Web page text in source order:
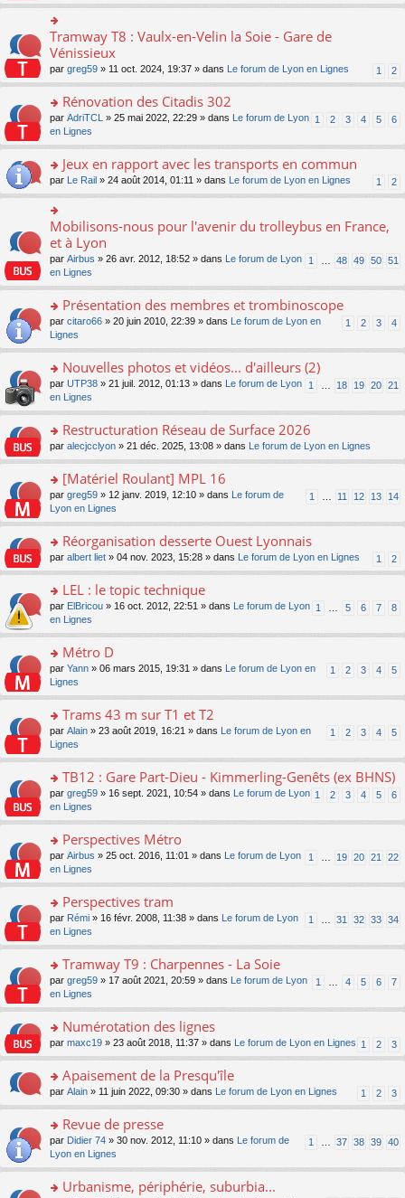
s
ult
er
le
m
e
s
s
g
o
n
lu
le
pl
u
s
ré
c
e
nt
o
n
ult
er
le
m
e
s
a
g
e
n
o
n
le
u
s
ré
c
e
Tramway T8 : Vaulx-en-Velin la Soie - Gare de
Vénissieux
1 2
par greg59 » 11 oct. 2024, 19:37 » dans Le forum de Lyon en Lignes
o
n
s
er
le
m
e
s
s
g
o
n
lu
le
u
s
ré
c
e
nt
Rénovation des Citadis 302
1 2 3 4 5 6
par AdriTCL » 25 mai 2022, 22:29 » dans
Le forum de Lyon
en Lignes
o
n
s
ult
er
le
m
e
s
s
g
o
n
lu
le
u
s
ré
c
e
nt
Jeux en rapport avec les transports en commun
1 2
par Le Rail » 24 août 2014, 01:11 » dans Le forum de Lyon en Lignes
o
n
ult
le
m
e
s
s
g
e
n
o
n
lu
u
s
ré
c
e
Mobilisons-nous pour l'avenir du trolleybus en France,
et à Lyon
1 48 49 50 51
par Airbus » 26 avr. 2012, 18:52 » dans
Le forum de Lyon
en Lignes
o
s
er
le
m
e
s
s
e
n
o
n
lu
pl
s
ré
c
e
Présentation des membres et trombinoscope
1 2 3 4
par citaro66 » 20 juin 2010, 22:39 » dans
Le forum de Lyon en
Lignes
o
n
s
er
le
m
e
s
s
e
n
o
n
le
s
ré
e
Nouvelles photos et vidéos... d'ailleurs (2)
1 18 19 20 21
par UTP38 » 21 juil. 2012, 01:13 » dans
Le forum de Lyon
en Lignes
o
n
ult
er
le
m
e
s
g
e
n
o
n
le
s
ré
e
Restructuration Réseau de Surface 2026
par alecjcclyon » 21 déc. 2025, 13:08 » dans Le forum de Lyon en Lignes
o
s
er
le
m
e
s
s
e
n
o
n
lu
pl
ré
c
e
nt
[Matériel Roulant] MPL 16
1 11 12 13 14
par greg59 » 12 janv. 2019, 12:10 » dans
Le forum de
Lyon en Lignes
o
n
ult
er
le
m
e
s
s
e
n
o
n
lu
pl
ré
c
e
nt
Réorganisation desserte Ouest Lyonnais
1 2
par albert liet » 04 nov. 2023, 15:28 » dans Le forum de Lyon en Lignes
o
n
s
er
le
m
e
s
s
a
n
o
n
lu
le
u
c
e
nt
LEL : le topic technique
1 5 6 7 8
par ElBricou » 16 oct. 2012, 22:51 » dans
Le forum de Lyon
en Lignes
o
s
er
le
m
e
s
s
a
n
o
n
lu
le
u
c
e
nt
Métro D
1 2 3 4 5
par Yann » 06 mars 2015, 19:31 » dans
Le forum de Lyon en
Lignes
o
s
er
le
m
e
s
s
a
n
o
n
lu
le
u
c
e
nt
Trams 43 m sur T1 et T2
1 2 3 4 5
par Alain » 23 août 2019, 16:21 » dans
Le forum de Lyon en
Lignes
o
n
s
er
le
m
e
s
s
a
n
o
n
lu
le
u
ré
c
e
TB12 : Gare Part-Dieu - Kimmerling-Genêts (ex BHNS)
1 2 3 4 5 6
par greg59 » 16 sept. 2021, 10:54 » dans
Le forum de Lyon
en Lignes
o
n
s
er
le
m
e
s
s
a
n
o
n
lu
pl
s
ré
e
Perspectives Métro
1 19 20 21 22
par Airbus » 25 oct. 2016, 11:01 » dans
Le forum de Lyon
en Lignes
o
n
s
er
le
m
e
s
s
e
n
o
n
le
pl
s
Perspectives tram
1 31 32 33 34
par Rémi » 16 févr. 2008, 11:38 » dans
Le forum de Lyon
en Lignes
o
n
s
er
le
m
e
s
g
e
n
o
n
Tramway T9 : Charpennes - La Soie
1 4 5 6 7
par greg59 » 17 août 2021, 20:59 » dans
Le forum de Lyon
en Lignes
o
n
ult
er
le
m
e
s
g
Numérotation des lignes
1 2 3
par maxc19 » 23 août 2018, 11:37 » dans Le forum de Lyon en Lignes
o
n
ult
er
le
m
e
Apaisement de la Presqu'île
1 2 3
par Alain » 11 juin 2022, 09:30 » dans Le forum de Lyon en Lignes
o
s
er
Revue de presse
1 37 38 39 40
par Didier 74 » 30 nov. 2012, 11:10 » dans
Le forum de
Lyon en Lignes
Urbanisme, périphérie, suburbia...